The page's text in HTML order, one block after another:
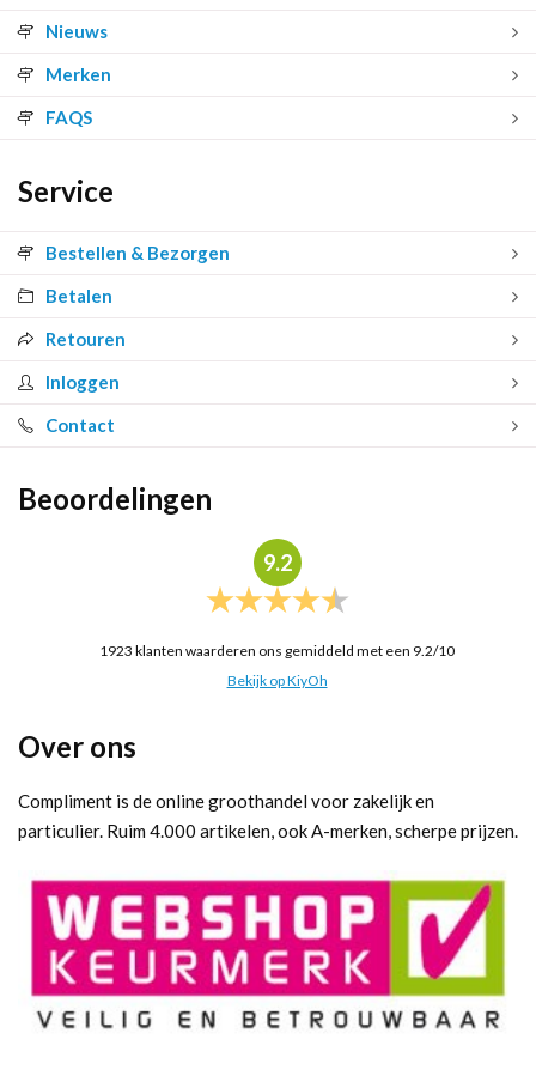
Nieuws
Merken
FAQS
Service
Bestellen & Bezorgen
Betalen
Retouren
Inloggen
Contact
Beoordelingen
9.2
1923 klanten waarderen ons gemiddeld met een 9.2/10
Bekijk op KiyOh
Over ons
Compliment is de online groothandel voor zakelijk en
particulier. Ruim 4.000 artikelen, ook A-merken, scherpe prijzen.